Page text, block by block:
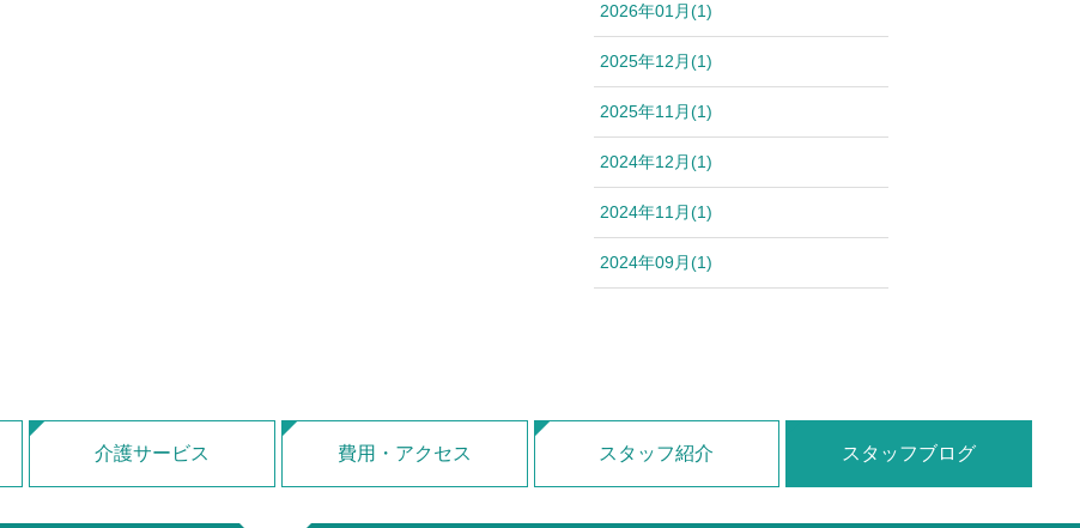
2026年01月(1)
2025年12月(1)
2025年11月(1)
2024年12月(1)
2024年11月(1)
2024年09月(1)
介護サービス 費用・アクセス スタッフ紹介 スタッフブログ